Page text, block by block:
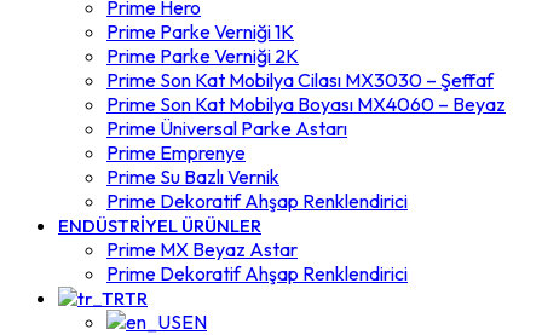
Prime Hero
Prime Parke Verniği 1K
Prime Parke Verniği 2K
Prime Son Kat Mobilya Cilası MX3030 – Şeffaf
Prime Son Kat Mobilya Boyası MX4060 – Beyaz
Prime Üniversal Parke Astarı
Prime Emprenye
Prime Su Bazlı Vernik
Prime Dekoratif Ahşap Renklendirici
ENDÜSTRİYEL ÜRÜNLER
Prime MX Beyaz Astar
Prime Dekoratif Ahşap Renklendirici
TR
EN